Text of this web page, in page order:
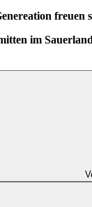
freuen
im